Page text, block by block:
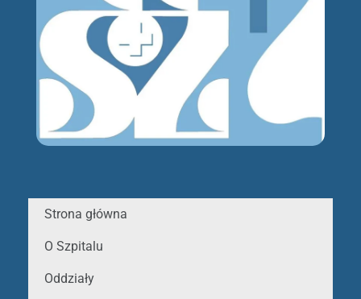
Strona główna
O Szpitalu
Oddziały